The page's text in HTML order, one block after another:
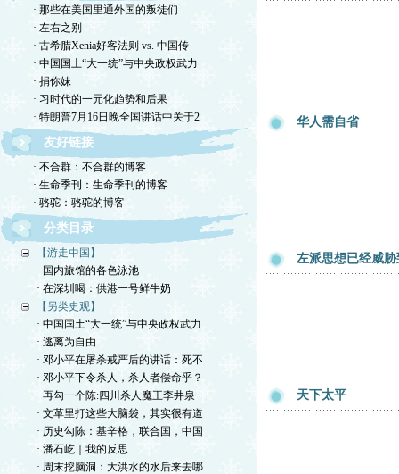
· 那些在美国里通外国的叛徒们
· 左右之别
· 古希腊Xenia好客法则 vs. 中国传
· 中国国土“大一统”与中央政权武力
· 捐你妹
· 习时代的一元化趋势和后果
· 特朗普7月16日晚全国讲话中关于2
友好链接
· 不合群：不合群的博客
· 生命季刊：生命季刊的博客
· 骆驼：骆驼的博客
分类目录
【游走中国】
· 国内旅馆的各色泳池
· 在深圳喝：供港一号鲜牛奶
【另类史观】
· 中国国土“大一统”与中央政权武力
· 逃离为自由
· 邓小平在屠杀戒严后的讲话：死不
· 邓小平下令杀人，杀人者偿命乎？
· 再勾一个陈:四川杀人魔王李井泉
· 文革里打这些大脑袋，其实很有道
· 历史勾陈：基辛格，联合国，中国
· 潘石屹｜我的反思
· 周末挖脑洞：大洪水的水后来去哪
华人需自省
左派思想已经威
天下太平